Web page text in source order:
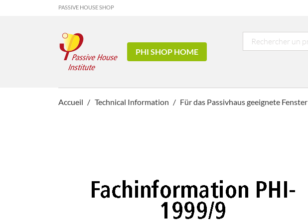
PASSIVE HOUSE SHOP
PHI SHOP HOME
Accueil Technical Information Für das Passivhaus geeignete Fenster